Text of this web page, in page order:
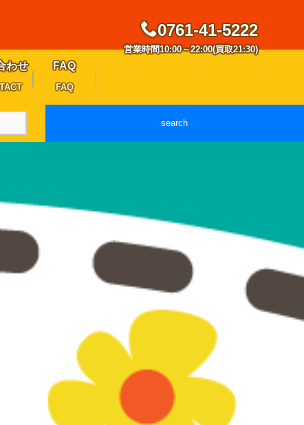
0761-41-5222
営業時間10:00～22:00(買取21:30)
わせ FAQ
FAQ
search